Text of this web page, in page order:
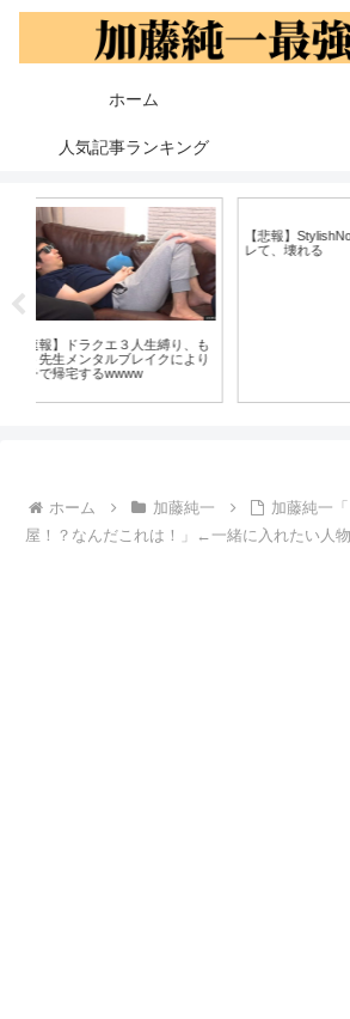
ホーム
人気記事ランキング
【悲報】StylishNoobさん年収がバ
レて、壊れる
ホーム 加藤純一
加藤純一
屋！？なんだこれは！」←一緒に入れたい人物